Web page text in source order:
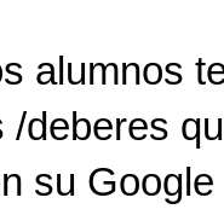
alumnos
/deberes
su